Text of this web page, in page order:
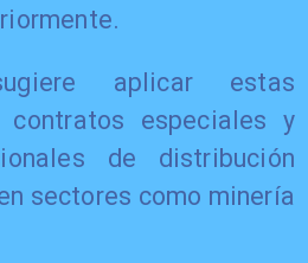
aplicar estas
contratos especiales y
de distribución
sectores como minería